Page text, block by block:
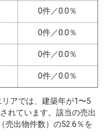
0件／0.0％
0件／0.0％
0件／0.0％
0件／0.0％
アでは、建築年が1〜5
れています。該当の売出
売出物件数）の52.6％を